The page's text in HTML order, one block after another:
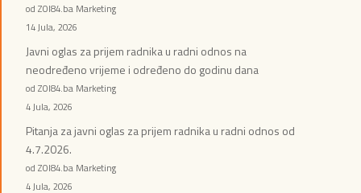
od ZOI84.ba Marketing
14 Jula, 2026
Javni oglas za prijem radnika u radni odnos na
neodređeno vrijeme i određeno do godinu dana
od ZOI84.ba Marketing
4 Jula, 2026
Pitanja za javni oglas za prijem radnika u radni odnos od
4.7.2026.
od ZOI84.ba Marketing
4 Jula, 2026